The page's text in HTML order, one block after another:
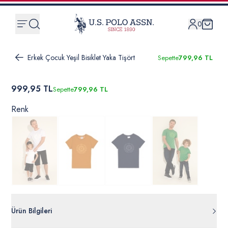
0
Erkek Çocuk Yeşil Bisiklet Yaka Tişört Sepette799,96 TL
999,95 TLSepette799,96 TL
Renk
Ürün Bilgileri